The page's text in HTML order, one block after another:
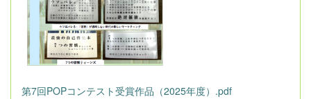
第7回POPコンテスト受賞作品（2025年度）.pdf